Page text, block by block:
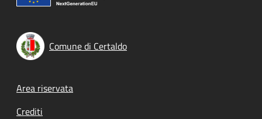
Comune di Certaldo
Footer menu
Area riservata
Crediti